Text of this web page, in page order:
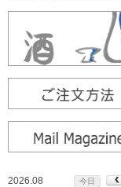
2026.08
今日